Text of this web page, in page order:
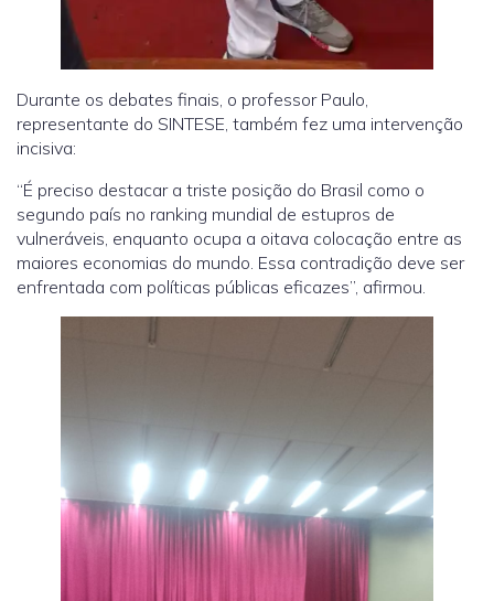
Durante os debates finais, o professor Paulo,
representante do SINTESE, também fez uma intervenção
incisiva:
“É preciso destacar a triste posição do Brasil como o
segundo país no ranking mundial de estupros de
vulneráveis, enquanto ocupa a oitava colocação entre as
maiores economias do mundo. Essa contradição deve ser
enfrentada com políticas públicas eficazes”, afirmou.